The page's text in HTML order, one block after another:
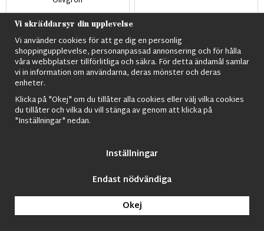
79 kr
109 kr 89 kr
Vi skräddarsyr din upplevelse
Vi använder cookies för att ge dig en personlig
shoppingupplevelse, personanpassad annonsering och för hålla
våra webbplatser tillförlitliga och säkra. För detta ändamål samlar
vi in information om användarna, deras mönster och deras
enheter.
Klicka på "Okej" om du tillåter alla cookies eller välj vilka cookies
du tillåter och vilka du vill stänga av genom att klicka på
"Inställningar" nedan.
Inställningar
Endast nödvändiga
Okej